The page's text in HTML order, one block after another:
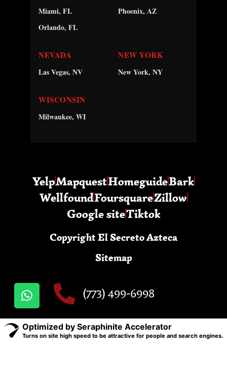
Miami, FL
Orlando, FL
Phoenix, AZ
NEVADA
Las Vegas, NV
NEW YORK
New York, NY
WISCONSIN
Milwaukee, WI
YelpMapquestHomeguideBark
WellfoundFoursquareZillow
Google siteTiktok
Copyright El Secreto Azteca
Sitemap
(773) 499-6998
Optimized by Seraphinite Accelerator
Turns on site high speed to be attractive for people and search engines.